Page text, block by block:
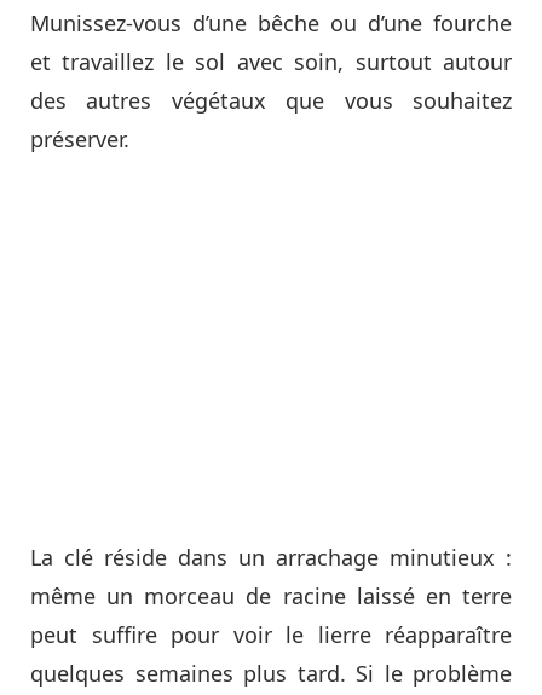
Munissez-vous d’une bêche ou d’une fourche
et travaillez le sol avec soin, surtout autour
des autres végétaux que vous souhaitez
préserver.
La clé réside dans un arrachage minutieux :
même un morceau de racine laissé en terre
peut suffire pour voir le lierre réapparaître
quelques semaines plus tard. Si le problème